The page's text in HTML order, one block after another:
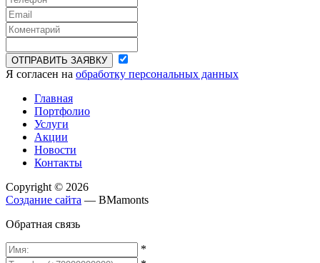
ОТПРАВИТЬ ЗАЯВКУ
Я согласен на обработку персональных данных
Главная
Портфолио
Услуги
Акции
Новости
Контакты
Copyright © 2026
Создание сайта — BMamonts
Обратная связь
*